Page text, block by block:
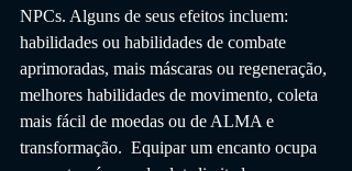
NPCs. Alguns de seus efeitos incluem:
habilidades ou habilidades de combate
aprimoradas, mais máscaras ou regeneração,
melhores habilidades de movimento, coleta
mais fácil de moedas ou de ALMA e
transformação.  Equipar um encanto ocupa